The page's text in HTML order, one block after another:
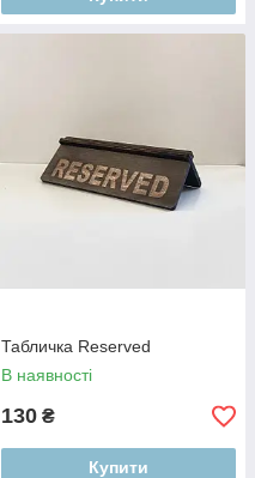
Табличка Reserved
В наявності
130 ₴
Купити